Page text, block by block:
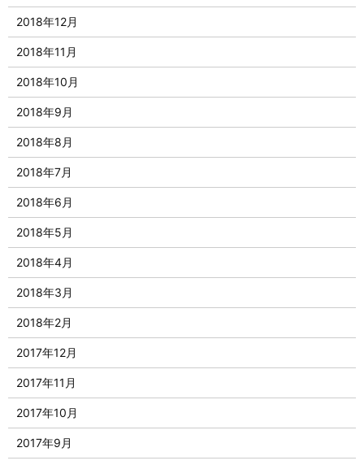
2018年12月
2018年11月
2018年10月
2018年9月
2018年8月
2018年7月
2018年6月
2018年5月
2018年4月
2018年3月
2018年2月
2017年12月
2017年11月
2017年10月
2017年9月